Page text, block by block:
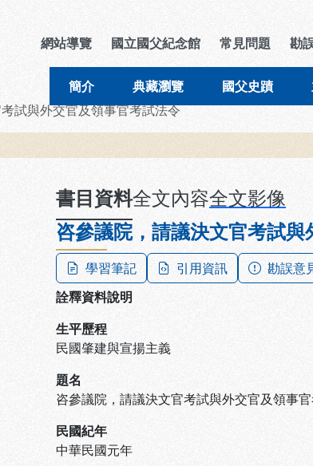
網站導覽 國立國父紀念館 常見問題 勘
簡介 典藏瀏覽 國父史蹟
試與外交官及領事官考試法令
書目資料全文內容全文影像
咨參議院，請議決文官考試
學習筆記 引用資訊 勘誤意
詮釋資料說明
生平歷程
民國肇建與宣揚主義
題名
咨參議院，請議決文官考試與外交官及領事
民國紀年
中華民國元年